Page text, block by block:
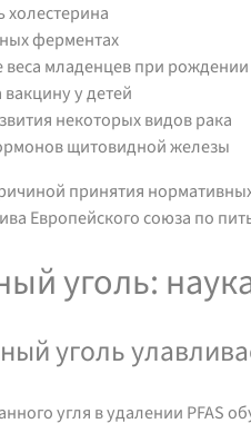
ферментах
младенцев при рождении
у детей
некоторых видов рака
щитовидной железы
принятия
Европейского союза по
уголь:
уголь
угля в удалении PFAS